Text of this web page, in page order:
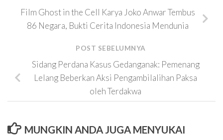
Film Ghost in the Cell Karya Joko Anwar Tembus
86 Negara, Bukti Cerita Indonesia Mendunia
POST SEBELUMNYA
Sidang Perdana Kasus Gedanganak: Pemenang
Lelang Beberkan Aksi Pengambilalihan Paksa
oleh Terdakwa
MUNGKIN ANDA JUGA MENYUKAI